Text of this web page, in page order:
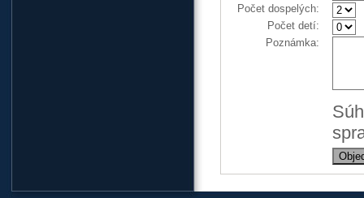
Počet dospelých:
Počet detí:
Poznámka: